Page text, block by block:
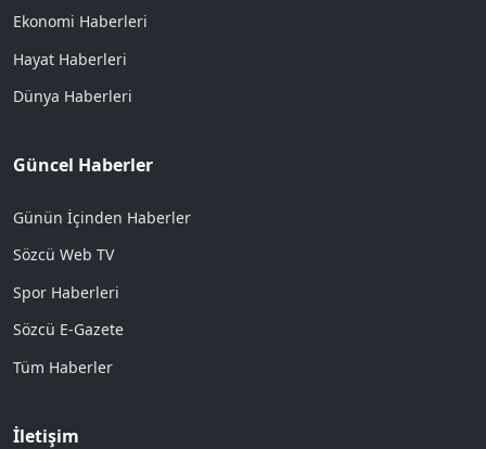
Ekonomi Haberleri
Hayat Haberleri
Dünya Haberleri
Güncel Haberler
Günün İçinden Haberler
Sözcü Web TV
Spor Haberleri
Sözcü E-Gazete
Tüm Haberler
İletişim